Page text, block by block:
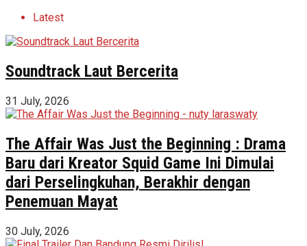
Latest
Soundtrack Laut Bercerita
31 July, 2026
The Affair Was Just the Beginning : Drama
Baru dari Kreator Squid Game Ini Dimulai
dari Perselingkuhan, Berakhir dengan
Penemuan Mayat
30 July, 2026